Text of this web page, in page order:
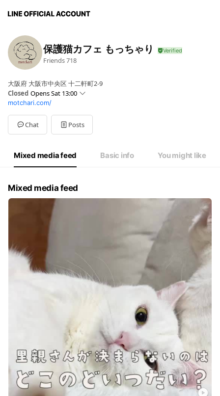
保護猫カフェ もっちゃり
Friends718
大阪府 大阪市中央区 十二軒町2-9
Closed Opens Sat 13:00
Sun13:00 - 20:00
Mon13:00 - 20:00
Tue13:00 - 20:00
Wed13:00 - 20:00
Fri13:00 - 20:00
Sat13:00 - 20:00
毎週木曜休み
motchari.com/
Chat Posts
Mixed media feed Basic info You might like
Mixed media feed